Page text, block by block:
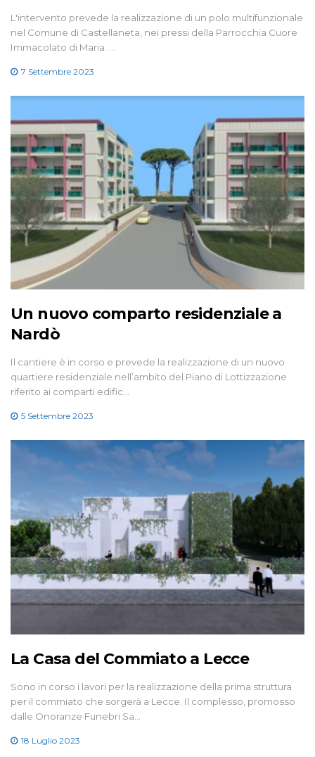
L'intervento prevede la realizzazione di un polo multifunzionale
nel Comune di Castellaneta, nei pressi della Parrocchia Cuore
Immacolato di Maria. …
7 Settembre 2023
Un nuovo comparto residenziale a
Nardò
Il cantiere è in corso e prevede la realizzazione di un nuovo
quartiere residenziale nell’ambito del Piano di Lottizzazione
riferito ai comparti edific…
5 Settembre 2023
La Casa del Commiato a Lecce
Sono in corso i lavori per la realizzazione della prima struttura
per il commiato che sorgerà a Lecce. Il complesso, promosso
dalle Onoranze Funebri Sa…
18 Luglio 2023